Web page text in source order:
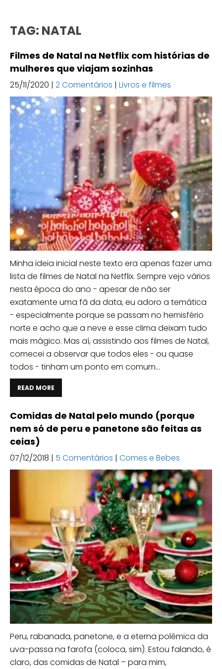
TAG: NATAL
Filmes de Natal na Netflix com histórias de
mulheres que viajam sozinhas
25/11/2020 | 2 Comentários | Livros e filmes
Minha ideia inicial neste texto era apenas fazer uma
lista de filmes de Natal na Netflix. Sempre vejo vários
nesta época do ano - apesar de não ser
exatamente uma fã da data, eu adoro a temática
- especialmente porque se passam no hemisfério
norte e acho que a neve e esse clima deixam tudo
mais mágico. Mas aí, assistindo aos filmes de Natal,
comecei a observar que todos eles - ou quase
todos - tinham um ponto em comum...
READ MORE
Comidas de Natal pelo mundo (porque
nem só de peru e panetone são feitas as
ceias)
07/12/2018 | 5 Comentários | Comes e Bebes
Peru, rabanada, panetone, e a eterna polêmica da
uva-passa na farofa (coloca, sim). Estou falando, é
claro, das comidas de Natal – para mim,